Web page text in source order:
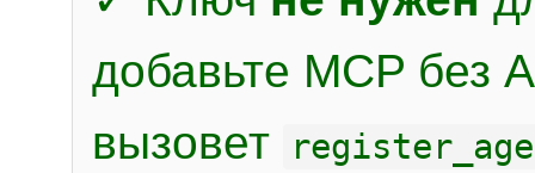
добавьте MCP без
вызовет